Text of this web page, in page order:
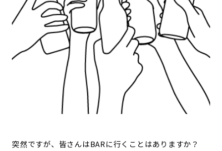
プレスリリース
行政連携記事
MILCプロジェクト
選出企業特別対談
Localist
SDGsの先駆者
イベント
飲食店
ニッポンの百選大全集
記事ライター アンバサダー
突然ですが、皆さんはBARに行くことはありますか？